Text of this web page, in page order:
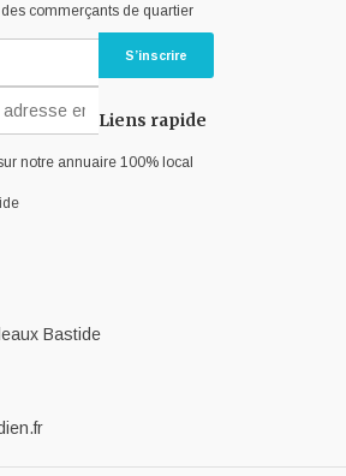
commerçants de quartier
Liens rapide
notre annuaire 100% local
Bastide